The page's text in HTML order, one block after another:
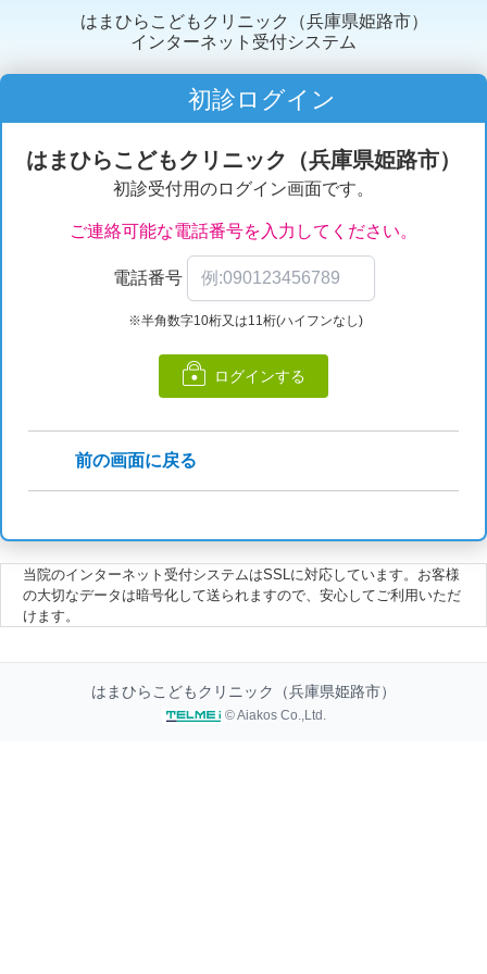
はまひらこどもクリニック（兵庫県姫路市）
インターネット受付システム
初診ログイン
はまひらこどもクリニック（兵庫県姫路市）
初診受付用のログイン画面です。
ご連絡可能な電話番号を入力してください。
電話番号
※半角数字10桁又は11桁(ハイフンなし)
ログインする
前の画面に戻る
当院のインターネット受付システムはSSLに対応しています。お客様
の大切なデータは暗号化して送られますので、安心してご利用いただ
けます。
はまひらこどもクリニック（兵庫県姫路市）
© Aiakos Co.,Ltd.